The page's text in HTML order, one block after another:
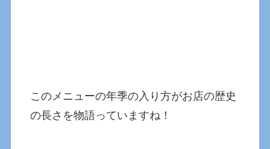
このメニューの年季の入り方がお店の歴史
の長さを物語っていますね！